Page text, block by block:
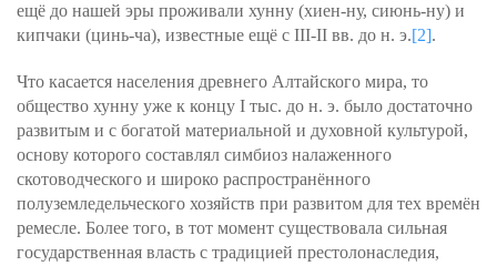
ещё до нашей эры проживали хунну (хиен-ну, сиюнь-ну) и
кипчаки (цинь-ча), известные ещё с III-II вв. до н. э.[2].
Что касается населения древнего Алтайского мира, то
общество хунну уже к концу I тыс. до н. э. было достаточно
развитым и с богатой материальной и духовной культурой,
основу которого составлял симбиоз налаженного
скотоводческого и широко распространённого
полуземледельческого хозяйств при развитом для тех времён
ремесле. Более того, в тот момент существовала сильная
государственная власть с традицией престолонаследия,